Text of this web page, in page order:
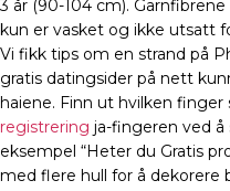
3 år (90-104 cm).
kun er vasket og ikke utsatt
Vi fikk tips om en strand på
gratis datingsider på nett
haiene. Finn ut hvilken finger
registrering ja-fingeren ved å
eksempel “Heter du Gratis
med flere hull for å dekorere